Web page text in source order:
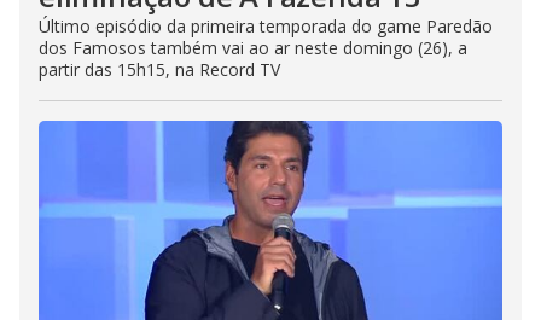
Último episódio da primeira temporada do game Paredão
dos Famosos também vai ao ar neste domingo (26), a
partir das 15h15, na Record TV